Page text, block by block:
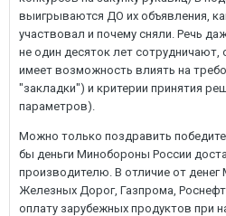
выигрываются ДО их объявления,
участвовал и почему сняли. Речь
не один десяток лет
имеет возможность влиять на
"закладки") и критерии принятия
параметров).
Можно только поздравить
бы деньги Минобороны России
производителю. В отличие от денег
Железных Дорог, Газпрома,
оплату зарубежных продуктов при